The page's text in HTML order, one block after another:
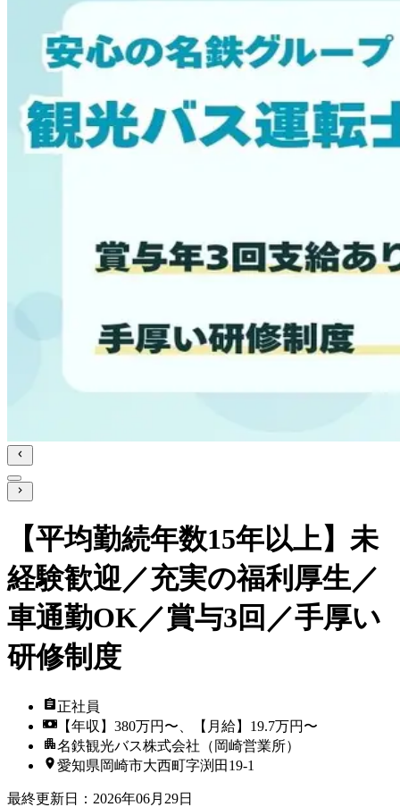
【平均勤続年数15年以上】未
経験歓迎／充実の福利厚生／
車通勤OK／賞与3回／手厚い
研修制度
正社員
【年収】380万円〜、【月給】19.7万円〜
名鉄観光バス株式会社（岡崎営業所）
愛知県岡崎市大西町字渕田19-1
最終更新日 ： 2026年06月29日